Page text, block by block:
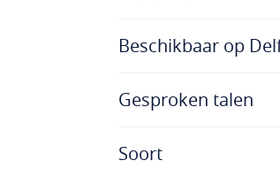
Beschikbaar op
Gesproken talen
Soort